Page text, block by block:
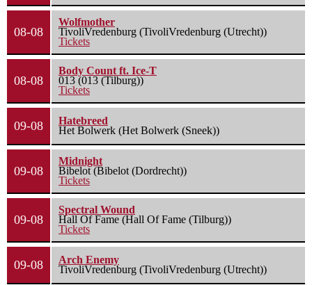
08-08
Wolfmother
TivoliVredenburg (TivoliVredenburg (Utrecht))
Tickets
08-08
Body Count ft. Ice-T
013 (013 (Tilburg))
Tickets
09-08
Hatebreed
Het Bolwerk (Het Bolwerk (Sneek))
09-08
Midnight
Bibelot (Bibelot (Dordrecht))
Tickets
09-08
Spectral Wound
Hall Of Fame (Hall Of Fame (Tilburg))
Tickets
09-08
Arch Enemy
TivoliVredenburg (TivoliVredenburg (Utrecht))